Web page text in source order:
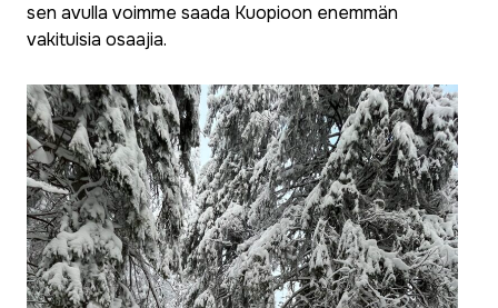
sen avulla voimme saada Kuopioon enemmän
vakituisia osaajia.